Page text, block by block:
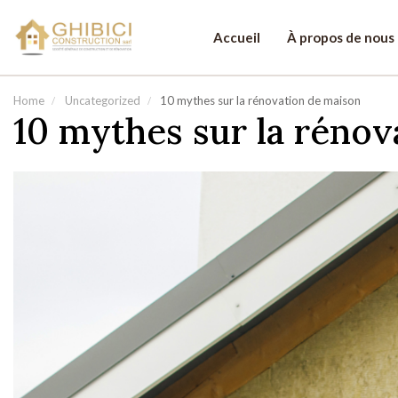
Accueil À propos de nous
Home Uncategorized 10 mythes sur la rénovation de maison
10 mythes sur la
Discutons de
T
é
p
h
o
Votre message